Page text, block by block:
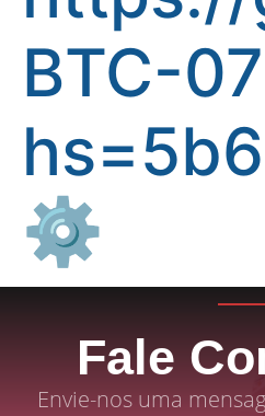
BTC-
⚙
Fale
Envie-nos uma